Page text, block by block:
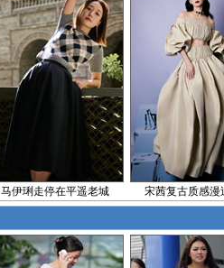
马伊琍走停在平遥老城 宋茜复古质感漫